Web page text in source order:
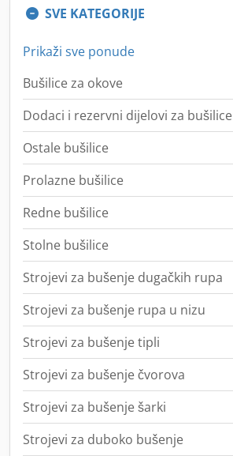
SVE KATEGORIJE
Prikaži sve ponude
Bušilice za okove
Dodaci i rezervni dijelovi za bušilice
Ostale bušilice
Prolazne bušilice
Redne bušilice
Stolne bušilice
Strojevi za bušenje dugačkih rupa
Strojevi za bušenje rupa u nizu
Strojevi za bušenje tipli
Strojevi za bušenje čvorova
Strojevi za bušenje šarki
Strojevi za duboko bušenje